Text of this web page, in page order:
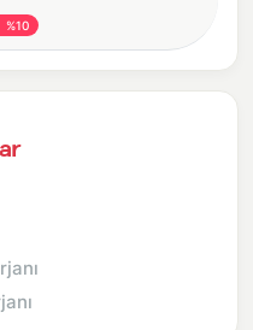
%10